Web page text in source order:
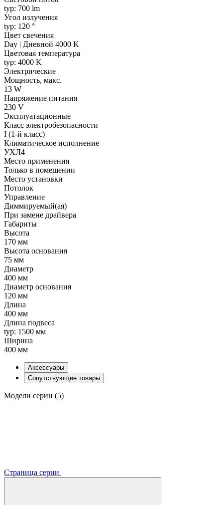
typ: 700 lm
Угол излучения
typ: 120 °
Цвет свечения
Day | Дневной 4000 K
Цветовая температура
typ: 4000 K
Электрические
Мощность, макс.
13 W
Напряжение питания
230 V
Эксплуатационные
Класс электробезопасности
I (1-й класс)
Климатическое исполнение
УХЛ4
Место применения
Только в помещении
Место установки
Потолок
Управление
Диммируемый(ая)
При замене драйвера
Габариты
Высота
170 мм
Высота основания
75 мм
Диаметр
400 мм
Диаметр основания
120 мм
Длина
400 мм
Длина подвеса
typ: 1500 мм
Ширина
400 мм
Аксессуары
Сопутствующие товары
Модели серии (5)
Страница серии